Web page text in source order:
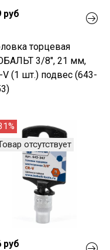
руб
торцевая
3/8", 21 мм,
V (1 шт.) подвес (643-
отсутствует
руб